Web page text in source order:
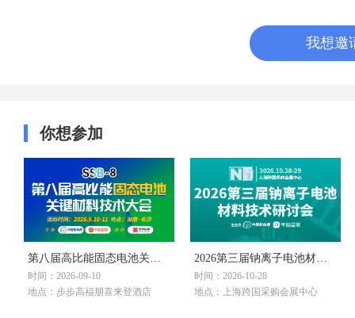
我想邀
你想参加
第八届高比能固态电池关键材料技术大会
时间：2026-09-10
地点：步步高福朋喜来登酒店
2026第三届钠离子电池材料技术研讨会
时间：2026-10-28
地点：上海跨国采购会展中心